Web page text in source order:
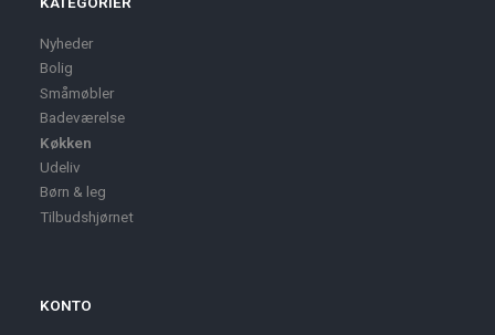
Nyheder
Bolig
Småmøbler
Badeværelse
Køkken
Udeliv
Børn & leg
Tilbudshjørnet
KONTO